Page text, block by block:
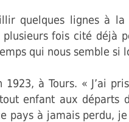
quelques lignes à la
plusieurs fois cité déjà
qui nous semble si
1923, à Tours. « J’ai
enfant aux départs
pays à jamais perdu,